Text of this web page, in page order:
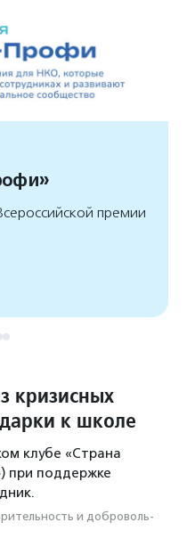
премии
кризисных
к школе
клубе «Страна
при поддержке
и доброволь­